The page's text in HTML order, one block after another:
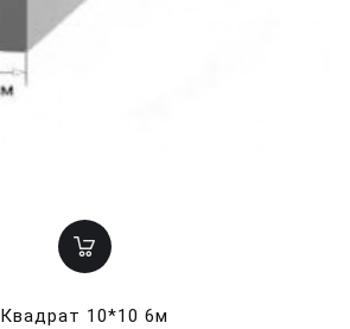
Квадрат 10*10 6м